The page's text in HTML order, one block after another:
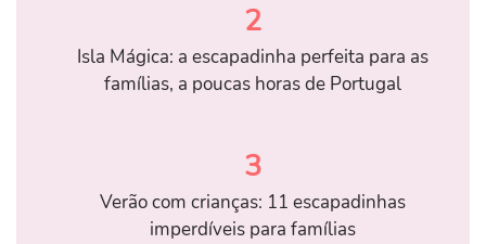
2
Isla Mágica: a escapadinha perfeita para as
famílias, a poucas horas de Portugal
3
Verão com crianças: 11 escapadinhas
imperdíveis para famílias